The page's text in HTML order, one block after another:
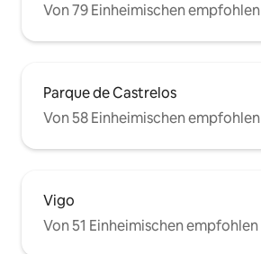
Von 79 Einheimischen empfohlen
Parque de Castrelos
Von 58 Einheimischen empfohlen
Vigo
Von 51 Einheimischen empfohlen